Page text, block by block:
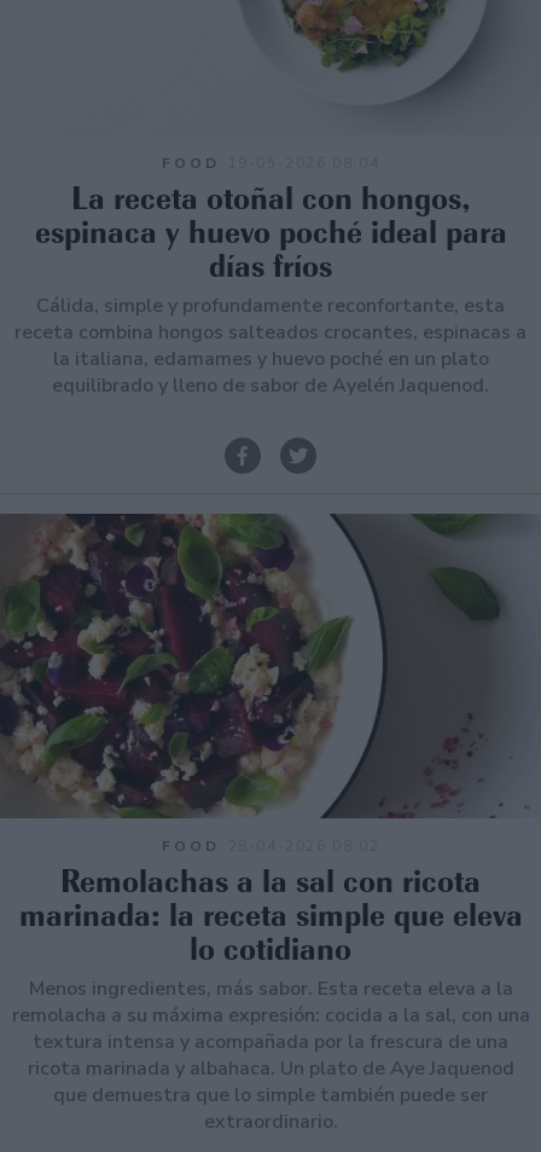
FOOD
La receta otoñal con hongos,
espinaca y huevo poché ideal para
días fríos
Cálida, simple y profundamente reconfortante, esta
receta combina hongos salteados crocantes, espinacas a
la italiana, edamames y huevo poché en un plato
equilibrado y lleno de sabor de Ayelén Jaquenod.
FOOD
Remolachas a la sal con ricota
marinada: la receta simple que eleva
lo cotidiano
Menos ingredientes, más sabor. Esta receta eleva a la
remolacha a su máxima expresión: cocida a la sal, con una
textura intensa y acompañada por la frescura de una
ricota marinada y albahaca. Un plato de Aye Jaquenod
que demuestra que lo simple también puede ser
extraordinario.